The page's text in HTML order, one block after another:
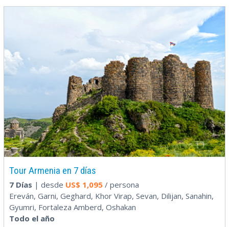
Tour Armenia en 7 días
7 Días | desde US$ 1,095 / persona
Ereván, Garni, Geghard, Khor Virap, Sevan, Dilijan, Sanahin,
Gyumri, Fortaleza Amberd, Oshakan
Todo el año